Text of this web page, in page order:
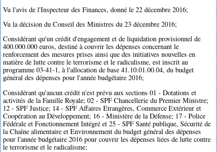
Vu l'avis de l'Inspecteur des Finances, donné le 22 décembre 2016;
Vu la décision du Conseil des Ministres du 23 décembre 2016;
Considérant qu'un crédit d'engagement et de liquidation provisionnel de
400.000.000 euros, destiné à couvrir les dépenses concernant le
renforcement des mesures prises ainsi que des initiatives nouvelles en
matière de lutte contre le terrorisme et le radicalisme, est inscrit au
programme 03-41-1, à l'allocation de base 41.10.01.00.04, du budget
général des dépenses pour l'année budgétaire 2016;
Considérant qu'aucun crédit n'est prévu aux sections 01 - Dotations et
activités de la Famille Royale; 02 - SPF Chancellerie du Premier Ministre;
12 - SPF Justice; 14 - SPF Affaires Etrangères, Commerce Extérieur et
Coopération au Développement; 16 - Ministère de la Défense; 17 - Police
Fédérale et Fonctionnement Intégré et 25 - SPF Santé publique, Sécurité de
la Chaîne alimentaire et Environnement du budget général des dépenses
pour l'année budgétaire 2016 pour couvrir les dépenses liées de lutte contre
le terrorisme et le radicalisme;